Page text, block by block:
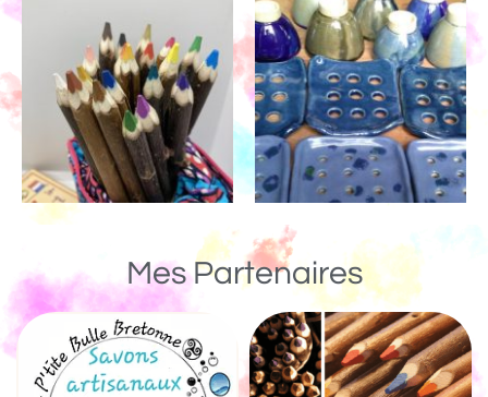
Mes Partenaires